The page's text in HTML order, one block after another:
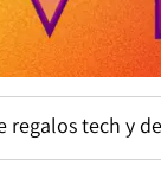
regalos tech y